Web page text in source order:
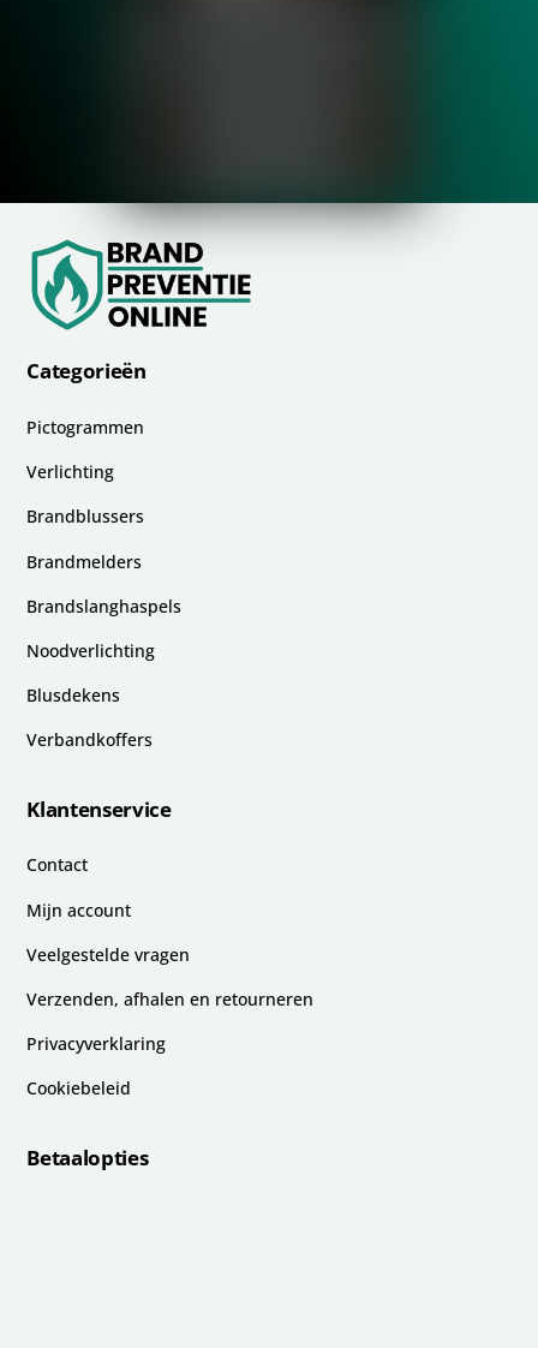
Categorieën
Pictogrammen
Verlichting
Brandblussers
Brandmelders
Brandslanghaspels
Noodverlichting
Blusdekens
Verbandkoffers
Klantenservice
Contact
Mijn account
Veelgestelde vragen
Verzenden, afhalen en retourneren
Privacyverklaring
Cookiebeleid
Betaalopties